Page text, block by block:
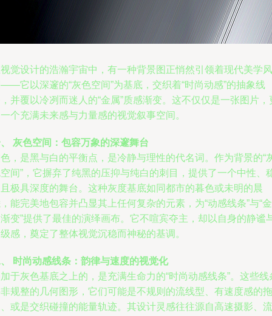
觉设计的浩瀚宇宙中，有一种背景图正悄然引领着现代美学风
它以深邃的“灰色空间”为基底，交织着“时尚动感”的抽象线
并覆以冷冽而迷人的“金属”质感渐变。这不仅仅是一张图片，
个充满未来感与力量感的视觉叙事空间。
灰色空间：包容万象的深邃舞台
，是黑与白的平衡点，是冷静与理性的代名词。作为背景的“
间”，它摒弃了纯黑的压抑与纯白的刺目，提供了一个中性、
极具深度的舞台。这种灰度基底如同都市的暮色或未明的晨
能完美地包容并凸显其上任何复杂的元素，为“动感线条”与“金
变”提供了最佳的演绎画布。它不喧宾夺主，却以自身的静谧
感，奠定了整体视觉沉稳而神秘的基调。
时尚动感线条：韵律与速度的视觉化
于灰色基底之上的，是充满生命力的“时尚动感线条”。这些线
规整的几何图形，它们可能是不规则的流线型、有速度感的拖
或是交织碰撞的能量轨迹。其设计灵感往往源自高速摄影、流